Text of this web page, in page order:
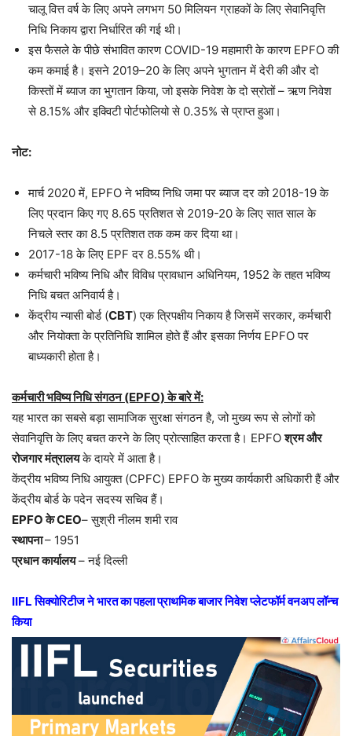
चालू वित्त वर्ष के लिए अपने लगभग 50 मिलियन ग्राहकों के लिए सेवानिवृत्ति
निधि निकाय द्वारा निर्धारित की गई थी।
इस फैसले के पीछे संभावित कारण COVID-19 महामारी के कारण EPFO ​​की
कम कमाई है। इसने 2019–20 के लिए अपने भुगतान में देरी की और दो
किस्तों में ब्याज का भुगतान किया, जो इसके निवेश के दो स्रोतों – ऋण निवेश
से 8.15% और इक्विटी पोर्टफोलियो से 0.35% से प्राप्त हुआ।
नोट:
मार्च 2020 में, EPFO ​​ने भविष्य निधि जमा पर ब्याज दर को 2018-19 के
लिए प्रदान किए गए 8.65 प्रतिशत से 2019-20 के लिए सात साल के
निचले स्तर का 8.5 प्रतिशत तक कम कर दिया था।
2017-18 के लिए EPF दर 8.55% थी।
कर्मचारी भविष्य निधि और विविध प्रावधान अधिनियम, 1952 के तहत भविष्य
निधि बचत अनिवार्य है।
केंद्रीय न्यासी बोर्ड (CBT) एक त्रिपक्षीय निकाय है जिसमें सरकार, कर्मचारी
और नियोक्ता के प्रतिनिधि शामिल होते हैं और इसका निर्णय EPFO पर
बाध्यकारी होता है।
कर्मचारी भविष्य निधि संगठन (EPFO) के बारे में:
यह भारत का सबसे बड़ा सामाजिक सुरक्षा संगठन है, जो मुख्य रूप से लोगों को
सेवानिवृत्ति के लिए बचत करने के लिए प्रोत्साहित करता है। EPFOश्रम और
रोजगार मंत्रालयके दायरे में आता है।
केंद्रीय भविष्य निधि आयुक्त (CPFC) EPFO के मुख्य कार्यकारी अधिकारी हैं और
केंद्रीय बोर्ड के पदेन सदस्य सचिव हैं।
EPFO के CEO– सुश्री नीलम शमी राव
स्थापना– 1951
प्रधान कार्यालय– नई दिल्ली
IIFL सिक्योरिटीज ने भारत का पहला प्राथमिक बाजार निवेश प्लेटफॉर्म वनअप लॉन्च
किया